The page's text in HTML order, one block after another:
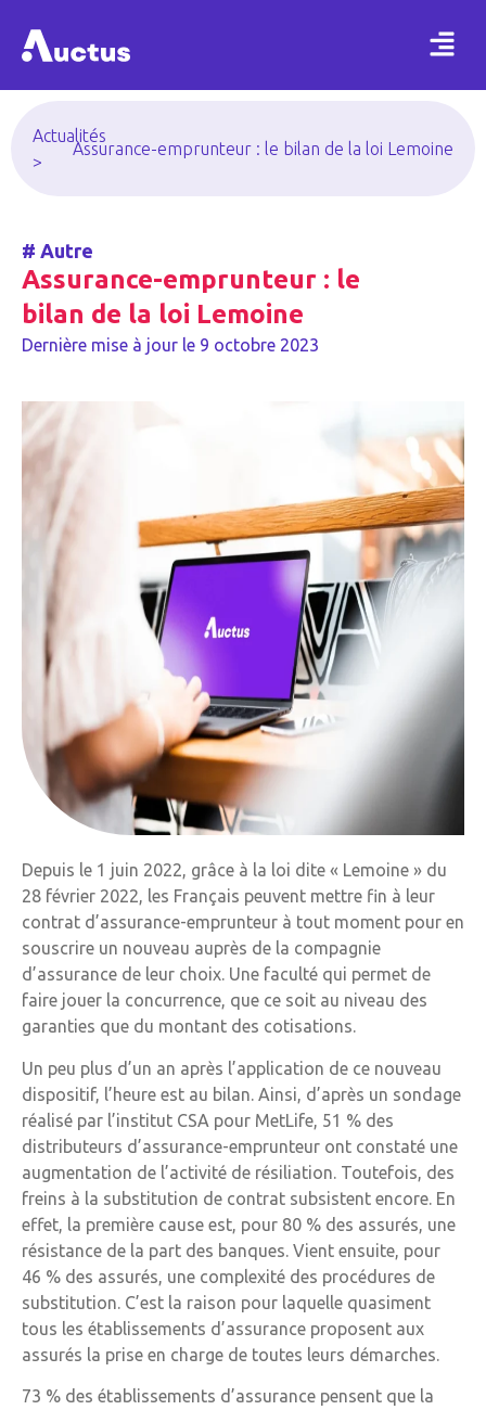
Actualités
>
Assurance-emprunteur : le bilan de la loi Lemoine
# Autre
Assurance-emprunteur : le
bilan de la loi Lemoine
Dernière mise à jour le 9 octobre 2023
Depuis le 1 juin 2022, grâce à la loi dite « Lemoine » du
28 février 2022, les Français peuvent mettre fin à leur
contrat d’assurance-emprunteur à tout moment pour en
souscrire un nouveau auprès de la compagnie
d’assurance de leur choix. Une faculté qui permet de
faire jouer la concurrence, que ce soit au niveau des
garanties que du montant des cotisations.
Un peu plus d’un an après l’application de ce nouveau
dispositif, l’heure est au bilan. Ainsi, d’après un sondage
réalisé par l’institut CSA pour MetLife, 51 % des
distributeurs d’assurance-emprunteur ont constaté une
augmentation de l’activité de résiliation. Toutefois, des
freins à la substitution de contrat subsistent encore. En
effet, la première cause est, pour 80 % des assurés, une
résistance de la part des banques. Vient ensuite, pour
46 % des assurés, une complexité des procédures de
substitution. C’est la raison pour laquelle quasiment
tous les établissements d’assurance proposent aux
assurés la prise en charge de toutes leurs démarches.
73 % des établissements d’assurance pensent que la